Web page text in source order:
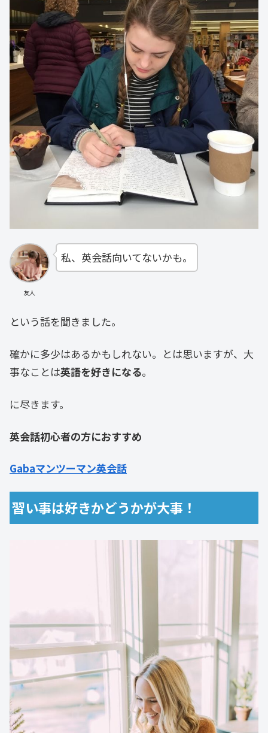
友人
私、英会話向いてないかも。
という話を聞きました。
確かに多少はあるかもしれない。とは思いますが、大
事なことは英語を好きになる。
に尽きます。
英会話初心者の方におすすめ
Gabaマンツーマン英会話
習い事は好きかどうかが大事！